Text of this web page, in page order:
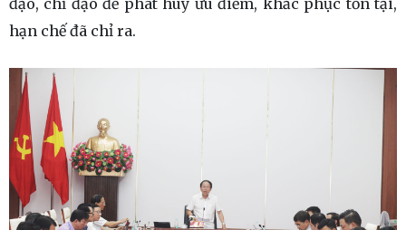
hạn chế đã chỉ ra.